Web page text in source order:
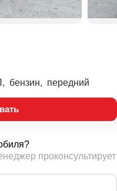
бензин, передний
проконсультирует